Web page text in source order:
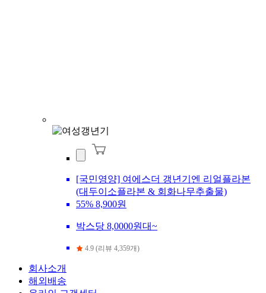
[국민영양] 여에스더 갱년기엔 리얼플라본
(대두이소플라본 & 회화나무추출물)
55% 8,900원
박스당 8,0000원대~
4.9 (리뷰 4,359개)
회사소개
해외배송